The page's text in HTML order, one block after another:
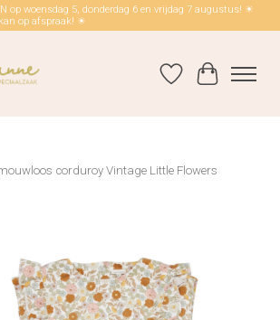
op woensdag 5, donderdag 6 en vrijdag 7 augustus! ☀
op afspraak! ☀
Verlanglijst
corduroy Vintage Little Flowers